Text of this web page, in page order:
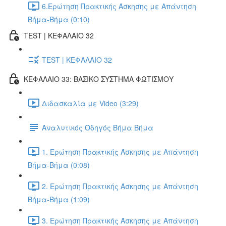
6.Ερώτηση Πρακτικής Άσκησης με Απάντηση
Βήμα-Βήμα (0:10)
TEST | ΚΕΦΑΛΑΙΟ 32
TEST | ΚΕΦΑΛΑΙΟ 32
ΚΕΦΑΛΑΙΟ 33: ΒΑΣΙΚΟ ΣΥΣΤΗΜΑ ΦΩΤΙΣΜΟΥ
Διδασκαλία με Video (3:29)
Αναλυτικός Οδηγός Βήμα Βήμα
1. Ερώτηση Πρακτικής Άσκησης με Απάντηση
Βήμα-Βήμα (0:08)
2. Ερώτηση Πρακτικής Άσκησης με Απάντηση
Βήμα-Βήμα (1:09)
3. Ερώτηση Πρακτικής Άσκησης με Απάντηση